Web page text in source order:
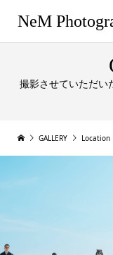
NeM
撮影させていただい
GALLERY Location